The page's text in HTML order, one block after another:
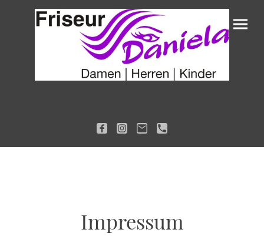
Impressum